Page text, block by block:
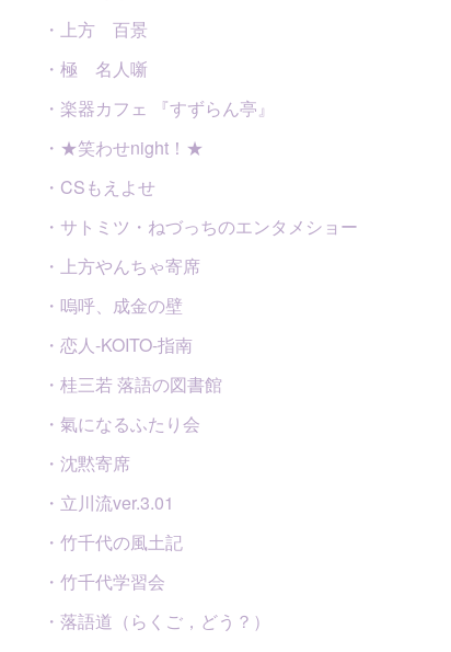
・上方 百景
・極 名人噺
・楽器カフェ 『すずらん亭』
・★笑わせnight！★
・CSもえよせ
・サトミツ・ねづっちのエンタメショー
・上方やんちゃ寄席
・嗚呼、成金の壁
・恋人-KOITO-指南
・桂三若 落語の図書館
・氣になるふたり会
・沈黙寄席
・立川流ver.3.01
・竹千代の風土記
・竹千代学習会
・落語道（らくご，どう？）